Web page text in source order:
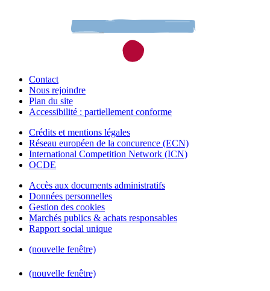
Contact
Nous rejoindre
Plan du site
Accessibilité : partiellement conforme
Crédits et mentions légales
Réseau européen de la concurence (ECN)
International Competition Network (ICN)
OCDE
Accès aux documents administratifs
Données personnelles
Gestion des cookies
Marchés publics & achats responsables
Rapport social unique
(nouvelle fenêtre)
(nouvelle fenêtre)